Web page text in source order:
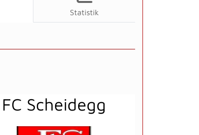
Statistik
FC Scheidegg